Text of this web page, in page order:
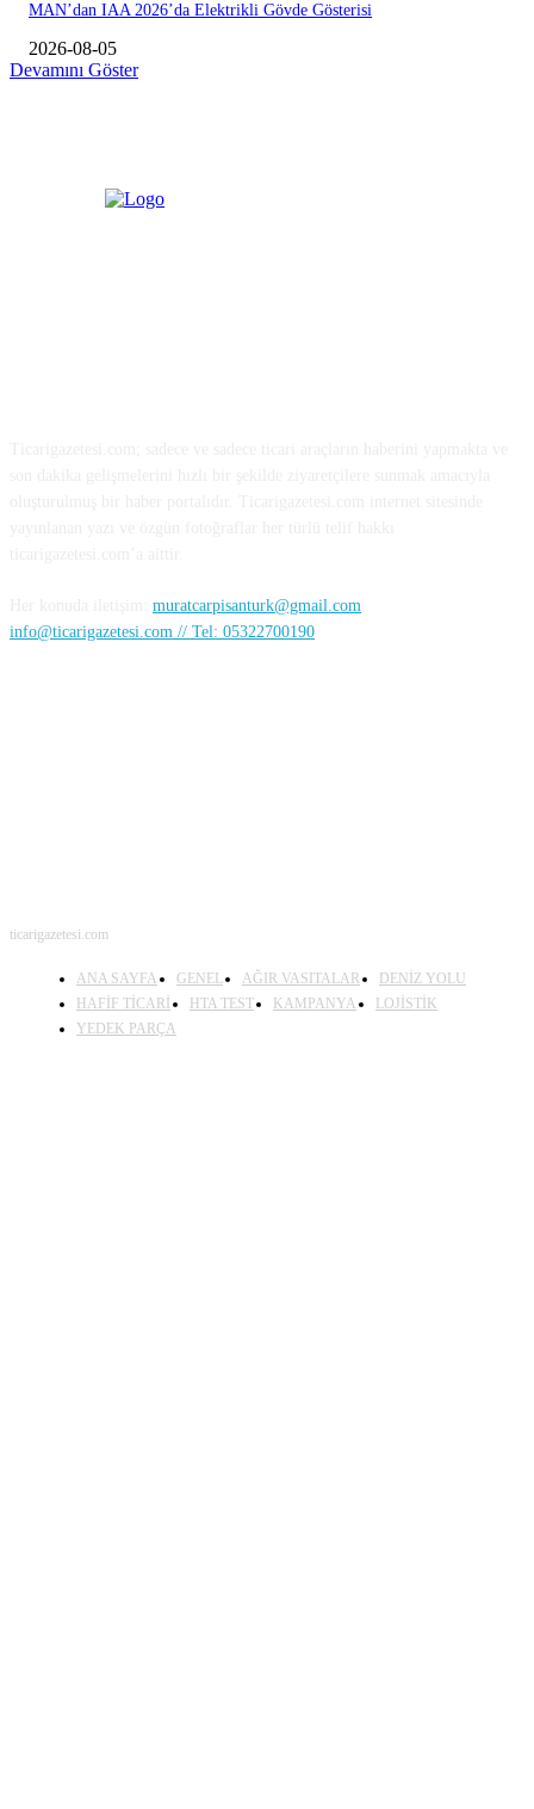
MAN’dan IAA 2026’da Elektrikli Gövde Gösterisi
2026-08-05
Devamını Göster
muratcarpisanturk@gmail.com
info@ticarigazetesi.com // Tel: 05322700190
ticarigazetesi.com
ANA SAYFA GENEL AĞIR VASITALAR
DENİZ YOLU
HAFİF TİCARİ
HTA TEST KAMPANYA
LOJİSTİK
YEDEK PARÇA